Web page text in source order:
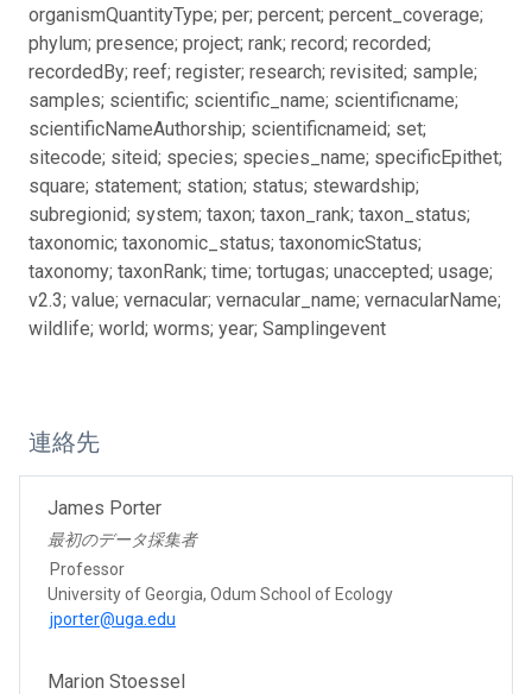
organismQuantityType; per; percent; percent_coverage;
phylum; presence; project; rank; record; recorded;
recordedBy; reef; register; research; revisited; sample;
samples; scientific; scientific_name; scientificname;
scientificNameAuthorship; scientificnameid; set;
sitecode; siteid; species; species_name; specificEpithet;
square; statement; station; status; stewardship;
subregionid; system; taxon; taxon_rank; taxon_status;
taxonomic; taxonomic_status; taxonomicStatus;
taxonomy; taxonRank; time; tortugas; unaccepted; usage;
v2.3; value; vernacular; vernacular_name; vernacularName;
wildlife; world; worms; year; Samplingevent
連絡先
James Porter
最初のデータ採集者
Professor
University of Georgia, Odum School of Ecology
jporter@uga.edu
Marion Stoessel